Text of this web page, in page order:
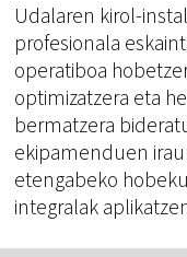
Udalaren kirol-
profesionala
operatiboa
optimizatzera eta
bermatzera
ekipamenduen
etengabeko
integralak